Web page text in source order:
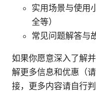
实用场景与使用
全等）
常见问题解答与
如果你愿意深入了解
解更多信息和优惠（
接，更多内容请自行